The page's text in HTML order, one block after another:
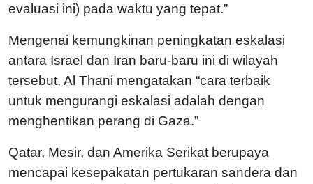
evaluasi ini) pada waktu yang tepat.”
Mengenai kemungkinan peningkatan eskalasi
antara Israel dan Iran baru-baru ini di wilayah
tersebut, Al Thani mengatakan “cara terbaik
untuk mengurangi eskalasi adalah dengan
menghentikan perang di Gaza.”
Qatar, Mesir, dan Amerika Serikat berupaya
mencapai kesepakatan pertukaran sandera dan